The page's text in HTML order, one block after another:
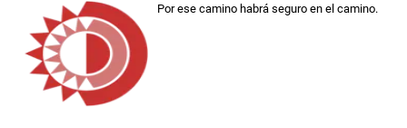
Por ese camino habrá seguro en el camino.